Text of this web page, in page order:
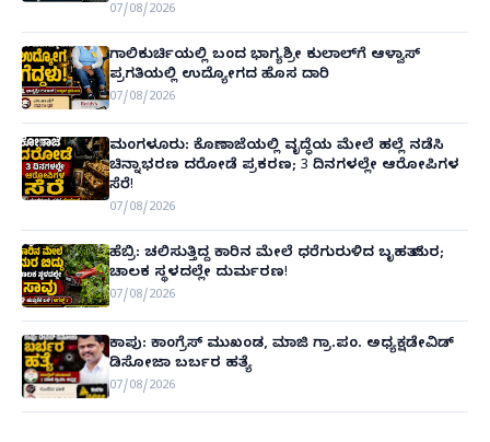
07/08/2026
ಗಾಲಿಕುರ್ಚಿಯಲ್ಲಿ ಬಂದ ಭಾಗ್ಯಶ್ರೀ ಕುಲಾಲ್‌ಗೆ ಆಳ್ವಾಸ್
ಪ್ರಗತಿಯಲ್ಲಿ ಉದ್ಯೋಗದ ಹೊಸ ದಾರಿ
07/08/2026
ಮಂಗಳೂರು: ಕೊಣಾಜೆಯಲ್ಲಿ ವೃದ್ಧೆಯ ಮೇಲೆ ಹಲ್ಲೆ ನಡೆಸಿ
ಚಿನ್ನಾಭರಣ ದರೋಡೆ ಪ್ರಕರಣ; 3 ದಿನಗಳಲ್ಲೇ ಆರೋಪಿಗಳ
ಸೆರೆ!
07/08/2026
ಹೆಬ್ರಿ: ಚಲಿಸುತ್ತಿದ್ದ ಕಾರಿನ ಮೇಲೆ ಧರೆಗುರುಳಿದ ಬೃಹತ್ ಮರ;
ಚಾಲಕ ಸ್ಥಳದಲ್ಲೇ ದುರ್ಮರಣ!
07/08/2026
ಕಾಪು: ಕಾಂಗ್ರೆಸ್ ಮುಖಂಡ, ಮಾಜಿ ಗ್ರಾ.ಪಂ. ಅಧ್ಯಕ್ಷಡೇವಿಡ್
ಡಿಸೋಜಾ ಬರ್ಬರ ಹತ್ಯೆ
07/08/2026